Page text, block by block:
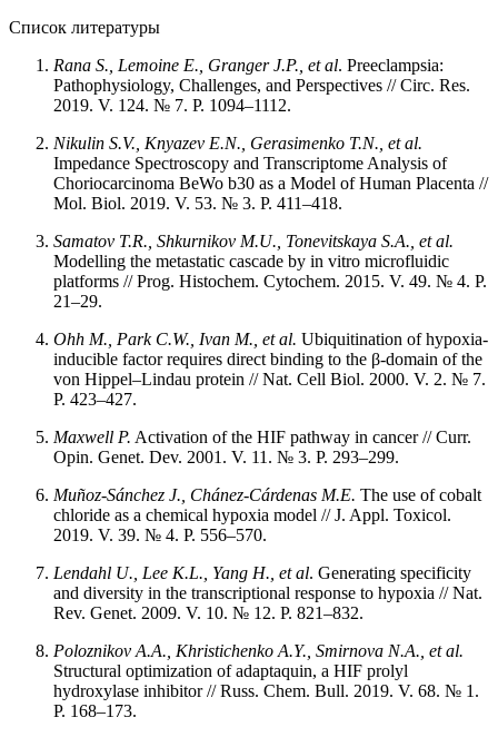
Список литературы
Rana S., Lemoine E., Granger J.P., et al. Preeclampsia:
Pathophysiology, Challenges, and Perspectives // Circ. Res.
2019. V. 124. № 7. P. 1094–1112.
Nikulin S.V., Knyazev E.N., Gerasimenko T.N., et al.
Impedance Spectroscopy and Transcriptome Analysis of
Choriocarcinoma BeWo b30 as a Model of Human Placenta //
Mol. Biol. 2019. V. 53. № 3. P. 411–418.
Samatov T.R., Shkurnikov M.U., Tonevitskaya S.A., et al.
Modelling the metastatic cascade by in vitro microfluidic
platforms // Prog. Histochem. Cytochem. 2015. V. 49. № 4. P.
21–29.
Ohh M., Park C.W., Ivan M., et al. Ubiquitination of hypoxia-
inducible factor requires direct binding to the β-domain of the
von Hippel–Lindau protein // Nat. Cell Biol. 2000. V. 2. № 7.
P. 423–427.
Maxwell P. Activation of the HIF pathway in cancer // Curr.
Opin. Genet. Dev. 2001. V. 11. № 3. P. 293–299.
Muñoz-Sánchez J., Chánez-Cárdenas M.E. The use of cobalt
chloride as a chemical hypoxia model // J. Appl. Toxicol.
2019. V. 39. № 4. P. 556–570.
Lendahl U., Lee K.L., Yang H., et al. Generating specificity
and diversity in the transcriptional response to hypoxia // Nat.
Rev. Genet. 2009. V. 10. № 12. P. 821–832.
Poloznikov A.A., Khristichenko A.Y., Smirnova N.A., et al.
Structural optimization of adaptaquin, a HIF prolyl
hydroxylase inhibitor // Russ. Chem. Bull. 2019. V. 68. № 1.
P. 168–173.